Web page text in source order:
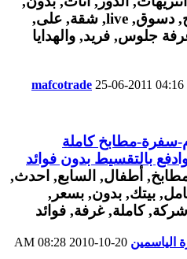
mafcotrade 25-06-2011 04:16
سفرة-مطابخ كاملة
بالتقسيط بدون فوائد
الياسمين
08:28 AM